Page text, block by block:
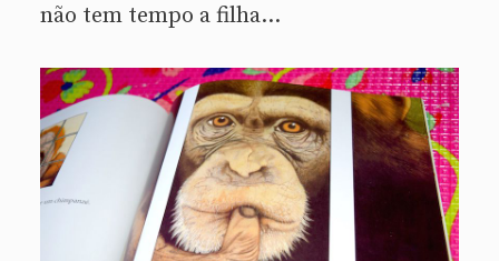
não tem tempo a filha…